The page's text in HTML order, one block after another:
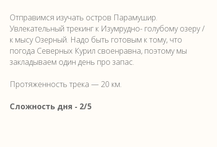
Отправимся изучать остров Парамушир.
Увлекательный трекинг к Изумрудно- голубому озеру /
к мысу Озерный. Надо быть готовым к тому, что
погода Северных Курил своенравна, поэтому мы
закладываем один день про запас.
Протяженность трека — 20 км.
Сложность дня - 2/5